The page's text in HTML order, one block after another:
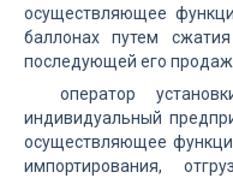
осуществляющее
баллонах путем
последующей его
оператор
индивидуальный
осуществляющее
импортирования,